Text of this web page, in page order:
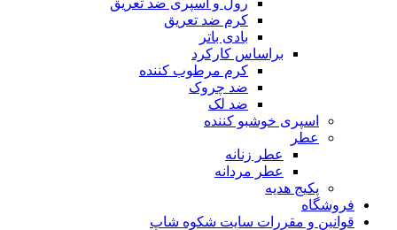
رول و اسپری ضد تعریق
کرم ضد تعریق
بادی باتر
براساس کارکرد
کرم مرطوب کننده
ضد چروک
ضد لک
اسپری خوشبو کننده
عطر
عطر زنانه
عطر مردانه
پکیج هدیه
فروشگاه
قوانین و مقررات سایت شکوه شاپ